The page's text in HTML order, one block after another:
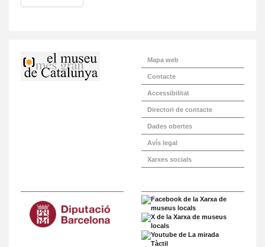
Mapa web
Contacte
Accessibilitat
Directori de contacte
Dades obertes
Avís legal
Xarxes socials